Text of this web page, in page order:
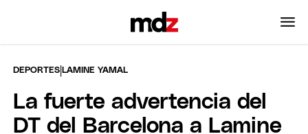
DEPORTES |LAMINE YAMAL
La fuerte advertencia del
DT del Barcelona a Lamine